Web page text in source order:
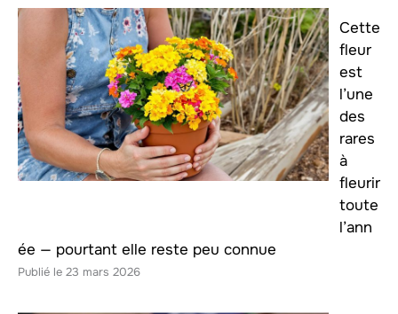
Cette
fleur
est
l’une
des
rares
à
fleurir
toute
l’ann
ée — pourtant elle reste peu connue
23 mars 2026